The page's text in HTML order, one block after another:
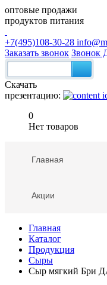
оптовые продажи
продуктов питания
+7(495)108-30-28
Заказать звонок Звонок
Скачать
презентацию:
0
Нет товаров
Главная
Акции
Главная
Каталог
Продукция
Сыры
Сыр мягкий Бри